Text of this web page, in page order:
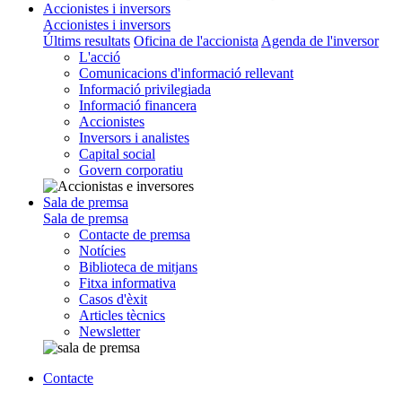
Accionistes i inversors
Accionistes i inversors
Últims resultats Oficina de l'accionista Agenda de l'inversor
L'acció
Comunicacions d'informació rellevant
Informació privilegiada
Informació financera
Accionistes
Inversors i analistes
Capital social
Govern corporatiu
Sala de premsa
Sala de premsa
Contacte de premsa
Notícies
Biblioteca de mitjans
Fitxa informativa
Casos d'èxit
Articles tècnics
Newsletter
Contacte